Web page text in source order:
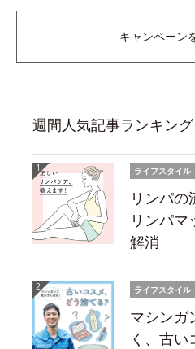
キャンペーン
週間人気記事ランキング
ライフスタイル
リンパ
リンパマ
解消
ライフスタイル
マシンガ
く、古い